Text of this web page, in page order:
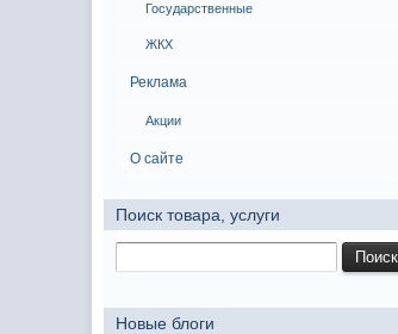
Государственные
ЖКХ
Реклама
Акции
О сайте
Поиск товара, услуги
Новые блоги